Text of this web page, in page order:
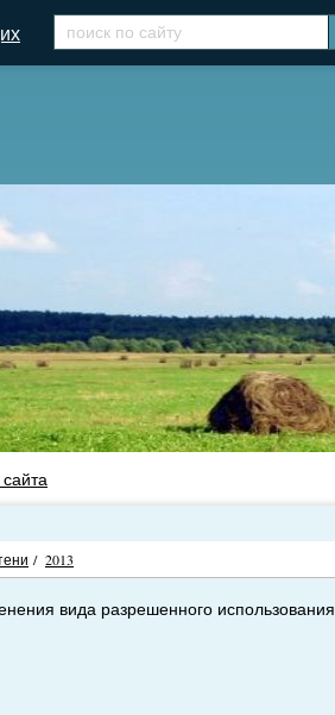
/ 2013
вида разрешенного использования